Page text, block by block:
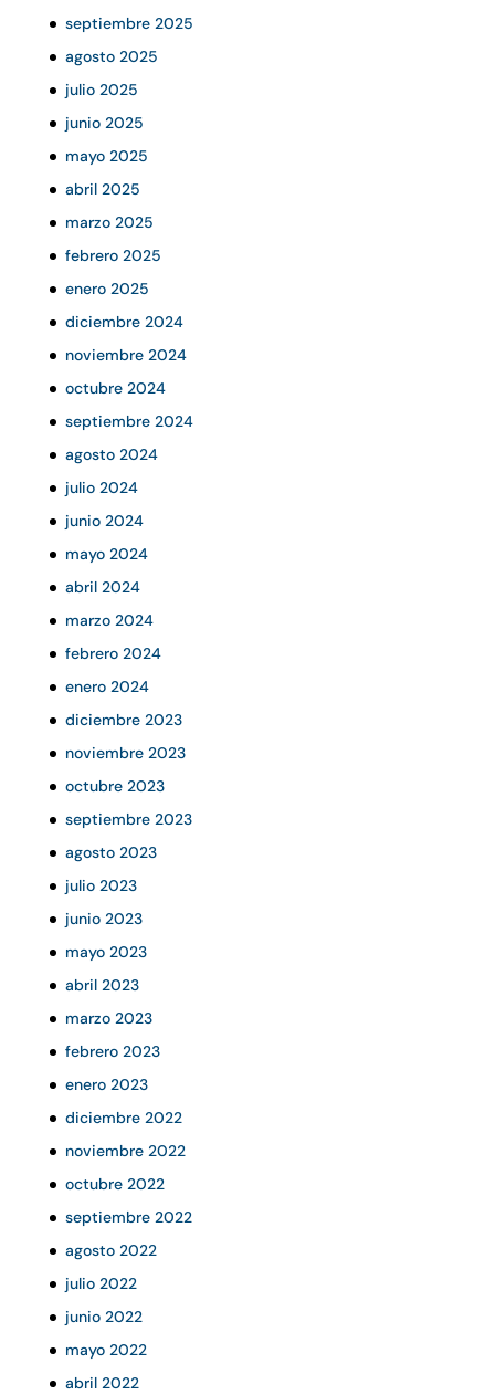
septiembre 2025
agosto 2025
julio 2025
junio 2025
mayo 2025
abril 2025
marzo 2025
febrero 2025
enero 2025
diciembre 2024
noviembre 2024
octubre 2024
septiembre 2024
agosto 2024
julio 2024
junio 2024
mayo 2024
abril 2024
marzo 2024
febrero 2024
enero 2024
diciembre 2023
noviembre 2023
octubre 2023
septiembre 2023
agosto 2023
julio 2023
junio 2023
mayo 2023
abril 2023
marzo 2023
febrero 2023
enero 2023
diciembre 2022
noviembre 2022
octubre 2022
septiembre 2022
agosto 2022
julio 2022
junio 2022
mayo 2022
abril 2022